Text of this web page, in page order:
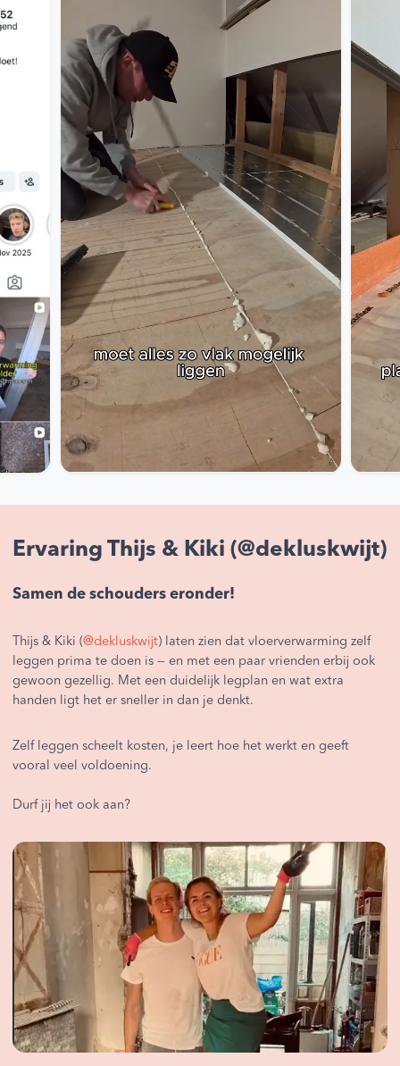
Ervaring Thijs & Kiki (@dekluskwijt)
Samen de schouders eronder!
Thijs & Kiki (@dekluskwijt) laten zien dat vloerverwarming zelf
leggen prima te doen is — en met een paar vrienden erbij ook
gewoon gezellig. Met een duidelijk legplan en wat extra
handen ligt het er sneller in dan je denkt.
Zelf leggen scheelt kosten, je leert hoe het werkt en geeft
vooral veel voldoening.
Durf jij het ook aan?